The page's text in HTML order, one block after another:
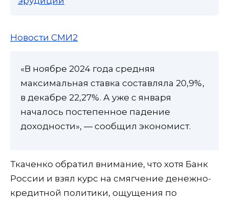
Новости СМИ2
«В ноябре 2024 года средняя
максимальная ставка составляла 20,9%,
в декабре 22,27%. А уже с января
началось постепенное падение
доходности», — сообщил экономист.
Ткаченко обратил внимание, что хотя Банк
России и взял курс на смягчение денежно-
кредитной политики, ощущения по